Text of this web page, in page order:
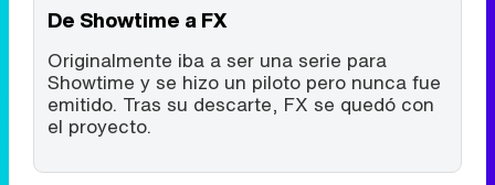
De Showtime a FX
Originalmente iba a ser una serie para
Showtime y se hizo un piloto pero nunca fue
emitido. Tras su descarte, FX se quedó con
el proyecto.